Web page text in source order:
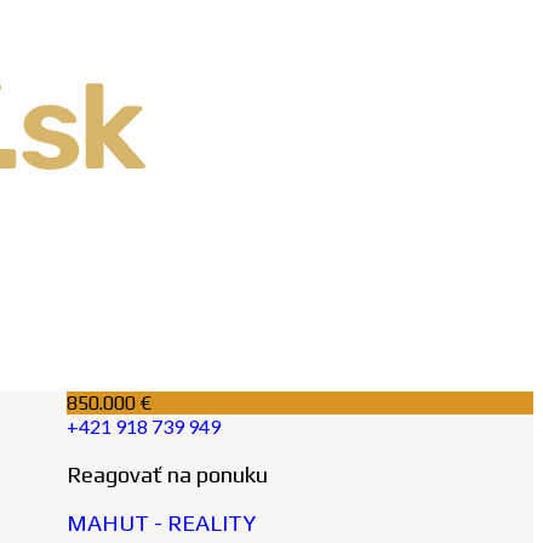
850.000 €
+421 918 739 949
Reagovať na ponuku
MAHUT - REALITY